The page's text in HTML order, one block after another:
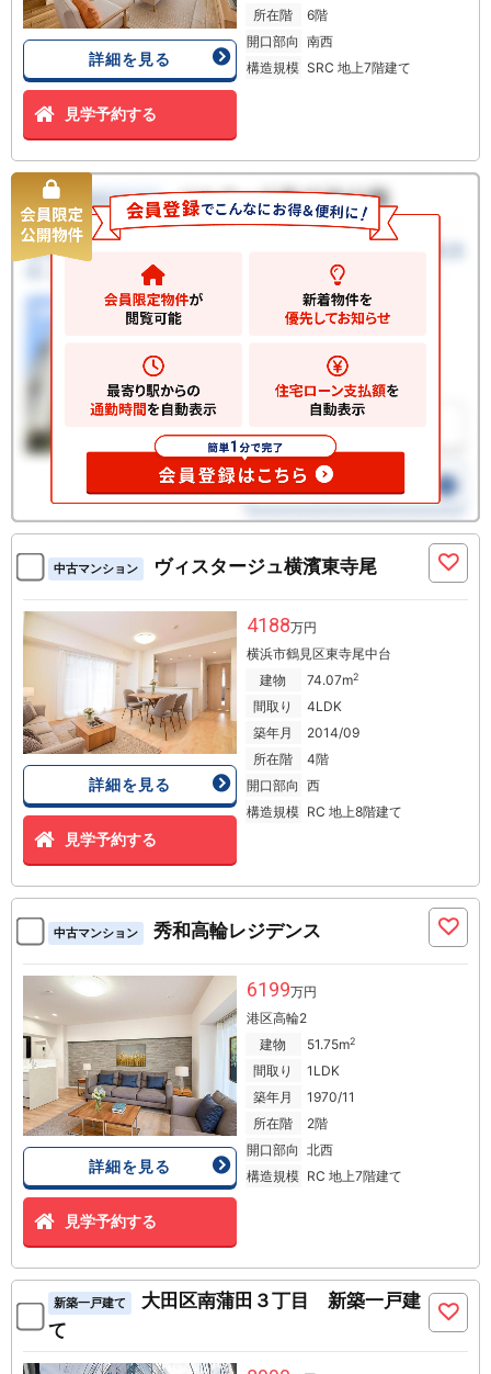
詳細を見る
見学予約する
所在階
6階
開口部向 南西
構造規模 SRC 地上7階建て
中古マンション ヴィスタージュ横濱東寺尾
詳細を見る
見学予約する
4188万円
横浜市鶴見区東寺尾中台
建物
74.07m2
間取り
4LDK
築年月
2014/09
所在階
4階
開口部向 西
構造規模 RC 地上8階建て
中古マンション 秀和高輪レジデンス
詳細を見る
見学予約する
6199万円
港区高輪2
建物
51.75m2
間取り
1LDK
築年月
1970/11
所在階
2階
開口部向 北西
構造規模 RC 地上7階建て
新築一戸建て
大田区南蒲田３丁目 新築一戸建
て